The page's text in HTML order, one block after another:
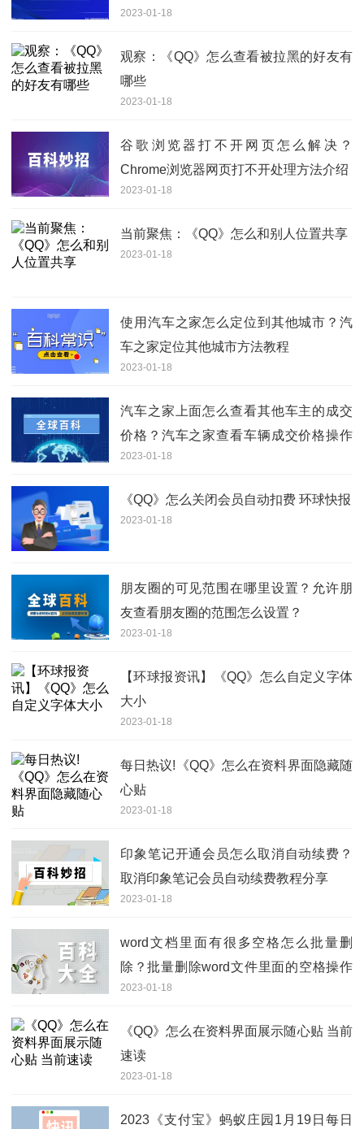
2023-01-18
观察：《QQ》怎么查看被拉黑的好友有
哪些
2023-01-18
谷歌浏览器打不开网页怎么解决？
Chrome浏览器网页打不开处理方法介绍
2023-01-18
当前聚焦：《QQ》怎么和别人位置共享
2023-01-18
使用汽车之家怎么定位到其他城市？汽
车之家定位其他城市方法教程
2023-01-18
汽车之家上面怎么查看其他车主的成交
价格？汽车之家查看车辆成交价格操作
方法
2023-01-18
《QQ》怎么关闭会员自动扣费 环球快报
2023-01-18
朋友圈的可见范围在哪里设置？允许朋
友查看朋友圈的范围怎么设置？
2023-01-18
【环球报资讯】《QQ》怎么自定义字体
大小
2023-01-18
每日热议!《QQ》怎么在资料界面隐藏随
心贴
2023-01-18
印象笔记开通会员怎么取消自动续费？
取消印象笔记会员自动续费教程分享
2023-01-18
word文档里面有很多空格怎么批量删
除？批量删除word文件里面的空格操作
方法
2023-01-18
《QQ》怎么在资料界面展示随心贴 当前
速读
2023-01-18
2023《支付宝》蚂蚁庄园1月19日每日